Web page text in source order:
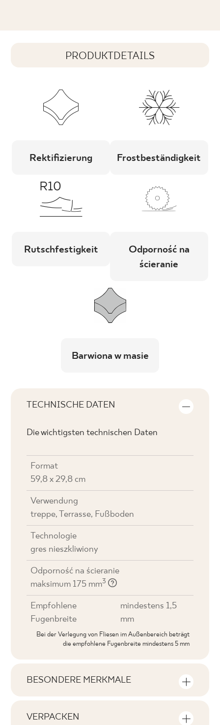
PRODUKTDETAILS
Rektifizierung Frostbeständigkeit
Rutschfestigkeit
Odporność na
ścieranie
Barwiona w masie
TECHNISCHE DATEN
Die wichtigsten technischen Daten
Format
59,8 x 29,8 cm
Verwendung
treppe, Terrasse, Fußboden
Technologie
gres nieszkliwiony
Odporność na ścieranie
maksimum 175 mm3
Empfohlene
Fugenbreite
mindestens 1,5
mm
Bei der Verlegung von Fliesen im Außenbereich beträgt
die empfohlene Fugenbreite mindestens 5 mm
BESONDERE MERKMALE
VERPACKEN